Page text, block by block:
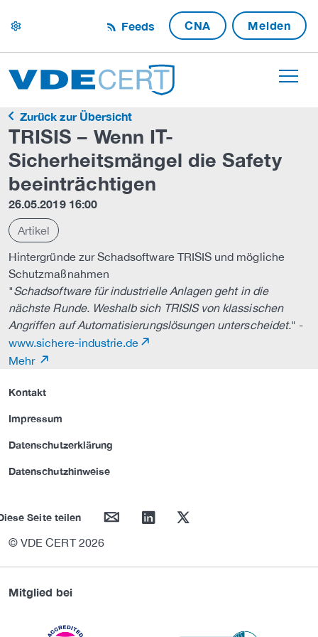
settings Feeds CNA Melden
Zurück zur Übersicht
TRISIS – Wenn IT-
Sicherheitsmängel die Safety
beeinträchtigen
26.05.2019 16:00
Artikel
Hintergründe zur Schadsoftware TRISIS und mögliche
Schutzmaßnahmen
"Schadsoftware für industrielle Anlagen geht in die
nächste Runde. Weshalb sich TRISIS von klassischen
Angriffen auf Automatisierungslösungen unterscheidet." -
www.sichere-industrie.de
Mehr
Kontakt
Impressum
Datenschutzerklärung
Datenschutzhinweise
Seite teilen mail linkedin twitter
© VDE CERT 2026
Mitglied bei